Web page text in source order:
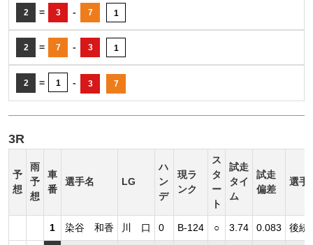
2 = 3 - 7 1
2 = 7 - 3 1
2 = 1 - 3 7
3R
予
想
雨
予
想
車
番
選手名 LG
ハ
ン
デ
現ラ
ンク
ス
タ
ー
ト
試走
タイ
ム
試走
偏差
選手
1 染谷 和香 川 口 0 B-124 ○ 3.74 0.083 後続